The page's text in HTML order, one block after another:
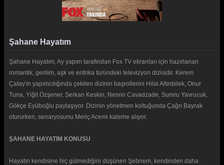
GENÇLİK
DİZİ HABERLERİ
Şahane Hayatım
Şahane Hayatım, Ay yapım tarafından Fox TV ekranları için hazırlanan
romantik, gerilim, aşk ve entrika türündeki televizyon dizisidir. Kerem
Çatay'ın yapımcılığında çekilen dizinin başrollerini Hilal Altınbilek, Onur
Tuna, Yiğit Özşener, Serkan Keskin, Nesrin Cavadzade, Sumru Yavrucuk,
Gökçe Eyüboğlu paylaşıyor. Dizinin yönetmen koltuğunda Çağrı Bayrak
otururken, senaryosunu Meriç Acemi kaleme alıyor.
ŞAHANE HAYATIM KONUSU
Hayatın kendisine hiç gülmediğini düşünen Şebnem, kendinden daha